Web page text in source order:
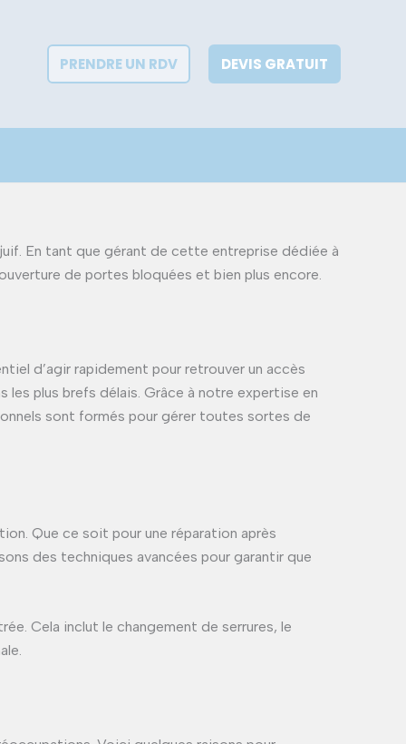
PRENDRE UN RDV DEVIS GRATUIT
En tant que gérant de cette entreprise dédiée à
de portes bloquées et bien plus encore.
d’agir rapidement pour retrouver un accès
les plus brefs délais. Grâce à notre expertise en
sont formés pour gérer toutes sortes de
Que ce soit pour une réparation après
des techniques avancées pour garantir que
Cela inclut le changement de serrures, le